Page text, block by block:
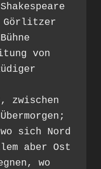
von
sich Nord
aber Ost
wo